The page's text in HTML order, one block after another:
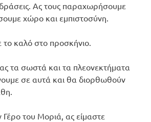
Ας τους παραχωρήσουμε
χώρο και εμπιστοσύνη.
καλό στο προσκήνιο.
τα σωστά και τα πλεονεκτήματα
σε αυτά και θα διορθωθούν
του Μοριά, ας είμαστε